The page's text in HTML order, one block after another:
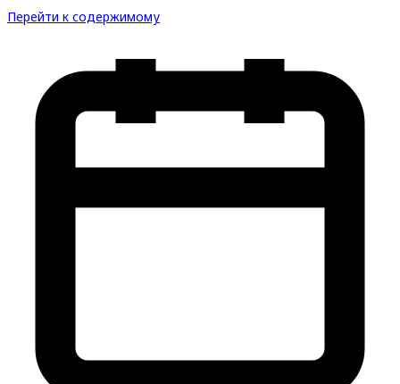
Перейти к содержимому